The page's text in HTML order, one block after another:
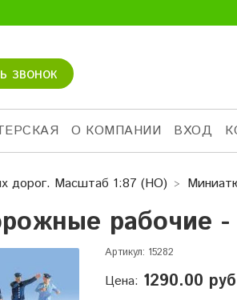
звонок
О КОМПАНИИ ВХОД
дорог. Масштаб 1:87 (HO)
рабочие -
Артикул: 15282
Цена: 1290.00 руб